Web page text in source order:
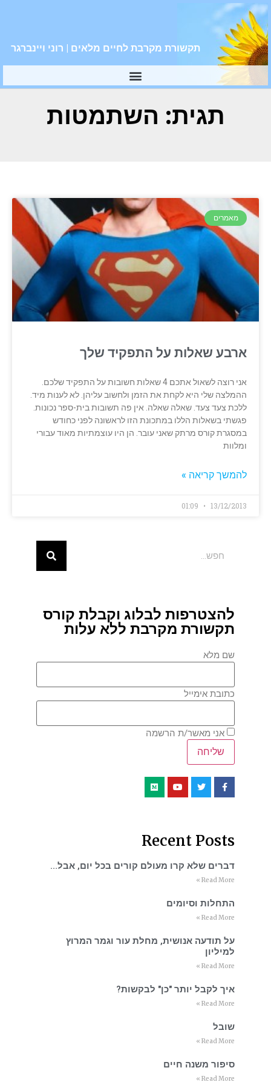
תקשורת מקרבת לחיים מלאים | רוני ויינברגר
תגית: השתמטות
מאמרים
ארבע שאלות על התפקיד שלך
אני רוצה לשאול אתכם 4 שאלות חשובות על התפקיד שלכם.
ההמלצה שלי היא לקחת את הזמן ולחשוב עליהן. לא לענות מיד.
ללכת צעד צעד. שאלה שאלה. אין פה תשובות בית-ספר נכונות.
פגשתי בשאלות הללו במתכונת הזו לראשונה לפני כחודש
במסגרת קורס מרתק שאני עובר. הן היו עוצמתיות מאוד עבורי
ומלוות
להמשך קריאה »
13/12/2013
להצטרפות לבלוג וקבלת קורס
תקשורת מקרבת ללא עלות
שם מלא
כתובת אימייל
אני מאשר/ת הרשמה
Recent Posts
דברים שלא קרו מעולם קורים בכל יום, אבל…
Read More »
התחלות וסיומים
Read More »
על תודעה אנושית, מחלת עור וגמר המרוץ
למיליון
Read More »
איך לקבל יותר "כן" לבקשות?
Read More »
שובל
Read More »
סיפור משנה חיים
Read More »